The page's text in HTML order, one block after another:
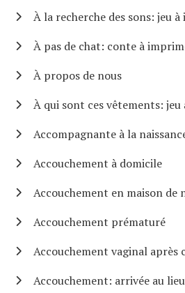
À la recherche des sons: jeu
À pas de chat: conte à
À propos de nous
À qui sont ces vêtements:
Accompagnante à la
Accouchement à domicile
Accouchement en maison de
Accouchement prématuré
Accouchement vaginal après
Accouchement: arrivée au